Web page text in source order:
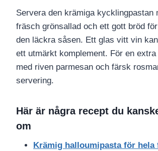
Servera den krämiga kycklingpastan
fräsch grönsallad och ett gott bröd
den läckra såsen. Ett glas vitt vin
ett utmärkt komplement. För en
med riven parmesan och färsk
servering.
Här är några recept du
om
Krämig halloumipasta för hela